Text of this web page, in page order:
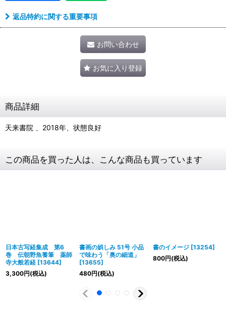
返品特約に関する重要事項
お問い合わせ
お気に入り登録
商品詳細
天来書院 、2018年、状態良好
この商品を買った人は、こんな商品も買っています
日本古写経集成 第6
巻 伝朝野魚養筆 薬師
寺大般若経 [13644]
3,300円(税込)
書画の娯しみ 51号 小品
で味わう「奥の細道」
[13655]
480円(税込)
書のイメージ [13254]
800円(税込)